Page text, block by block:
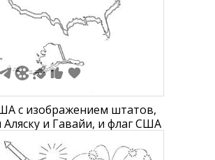
с изображением штатов,
Аляску и Гавайи, и флаг США